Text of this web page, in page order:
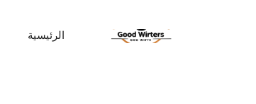
الرئيسية